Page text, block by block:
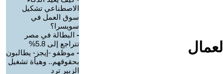
الاصطناعي تشكيل
سوق العمل في
سويسرا؟
- البطالة في مصر
تتراجع إلى 5.8%
- موظفو -إيجز- يطالبون
بحقوقهم.. وهيأة تشغيل
الزبير ترد